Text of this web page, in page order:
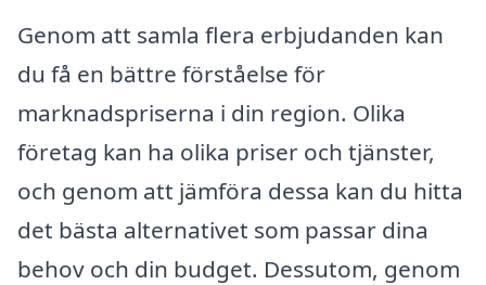
Genom att samla flera erbjudanden kan
du få en bättre förståelse för
marknadspriserna i din region. Olika
företag kan ha olika priser och tjänster,
och genom att jämföra dessa kan du hitta
det bästa alternativet som passar dina
behov och din budget. Dessutom, genom